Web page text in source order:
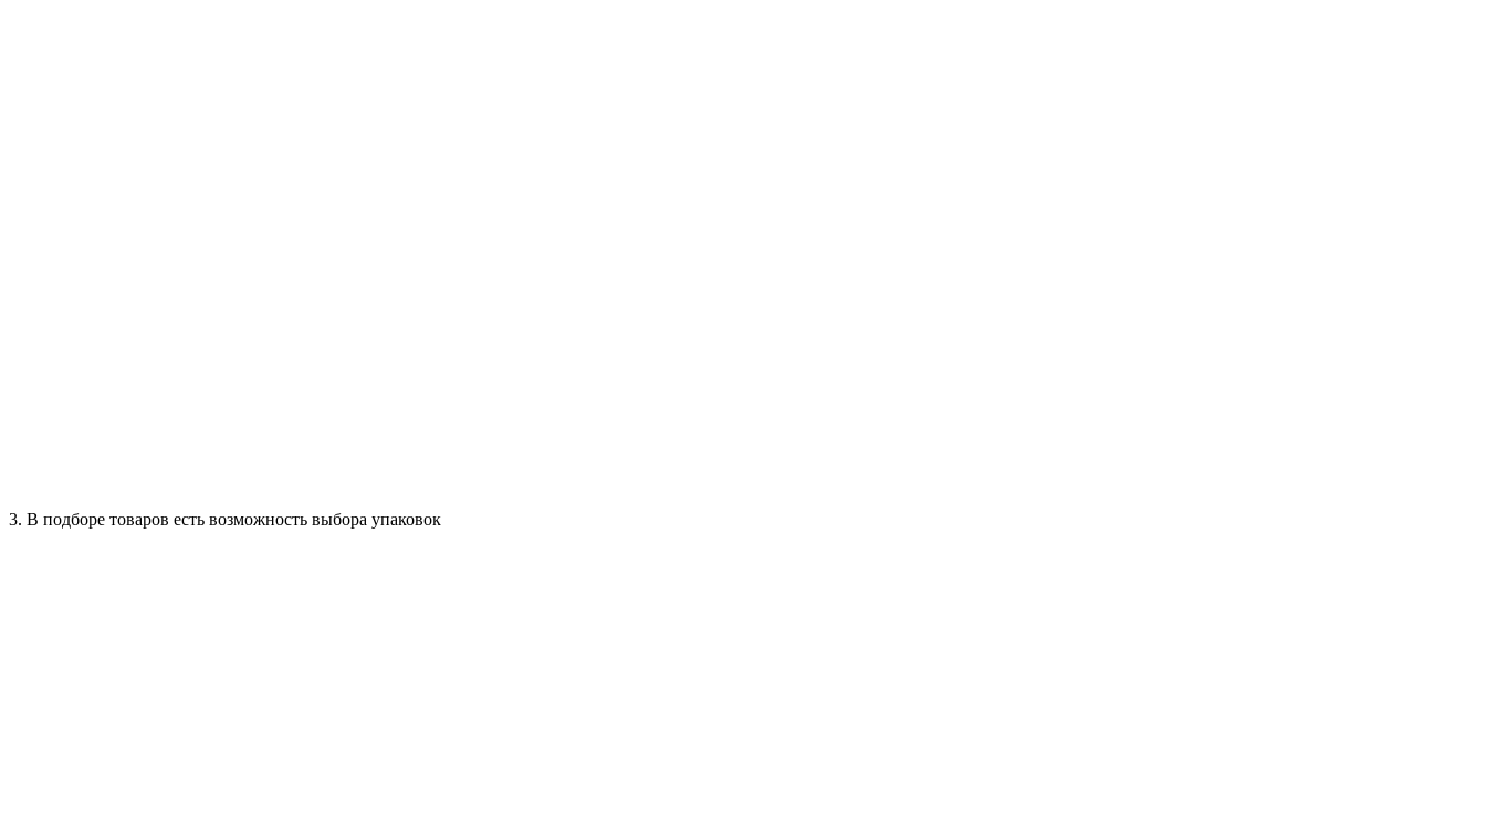
3. В подборе товаров есть возможность выбора упаковок